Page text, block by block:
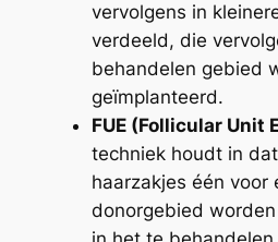
vervolgens in
verdeeld, die
behandelen gebied
geïmplanteerd.
FUE (Follicular Unit
techniek houdt in
haarzakjes één voor
donorgebied